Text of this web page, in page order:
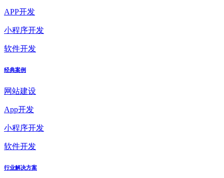
APP开发
小程序开发
软件开发
经典案例
网站建设
App开发
小程序开发
软件开发
行业解决方案